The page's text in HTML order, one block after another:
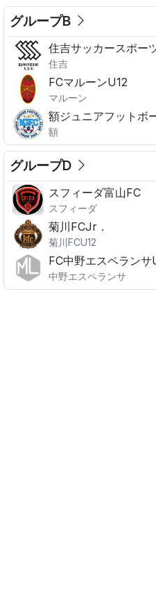
グループB
住吉サッカースポー
住吉
FCマルーンU12
マルーン
額ジュニアフットボ
額
グループD
スフィーダ富山FC
スフィーダ
菊川FCJr．
菊川FCU12
FC中野エスペランサ
中野エスペランサ